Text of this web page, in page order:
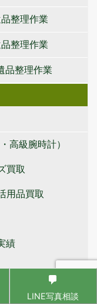
整理作業
整理作業
品整理作業
高級腕時計）
買取
用品買取
績
LINE写真相談